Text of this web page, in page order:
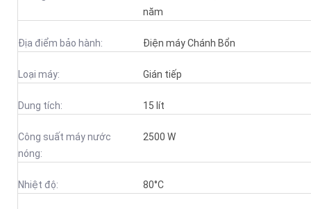
năm
Địa điểm bảo hành: Điện máy Chánh Bổn
Loại máy: Gián tiếp
Dung tích: 15 lít
Công suất máy nước
nóng:
2500 W
Nhiệt độ: 80°C